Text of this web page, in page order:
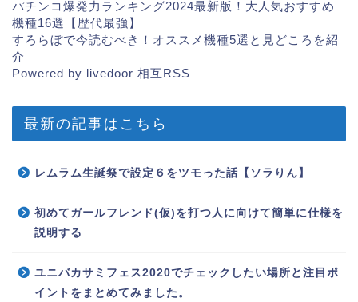
パチンコ爆発力ランキング2024最新版！大人気おすすめ
機種16選【歴代最強】
すろらぼで今読むべき！オススメ機種5選と見どころを紹
介
Powered by livedoor 相互RSS
最新の記事はこちら
レムラム生誕祭で設定６をツモった話【ソラりん】
初めてガールフレンド(仮)を打つ人に向けて簡単に仕様を
説明する
ユニバカサミフェス2020でチェックしたい場所と注目ポ
イントをまとめてみました。